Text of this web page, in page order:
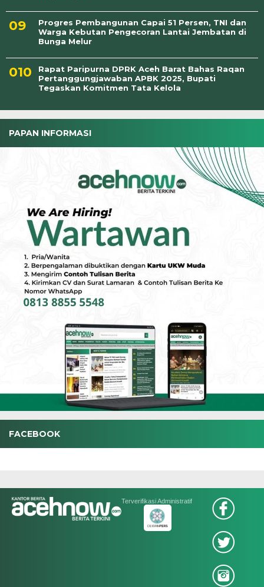
Progres Pembangunan Capai 51 Persen, TNI dan
Warga Kebutan Pengecoran Lantai Jembatan di
Bunga Melur
Rapat Paripurna DPRK Aceh Barat Bahas Raqan
Pertanggungjawaban APBK 2025, Bupati
Tegaskan Komitmen Tata Kelola
PAPAN INFORMASI
FACEBOOK
Terverifikasi Administratif